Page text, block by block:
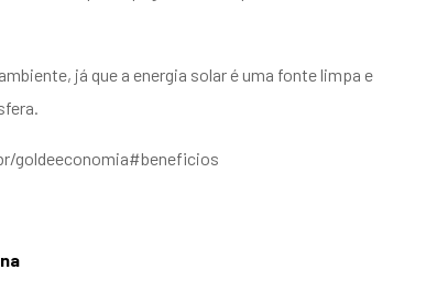
já que a energia solar é uma fonte limpa e
goldeeconomia#beneficios